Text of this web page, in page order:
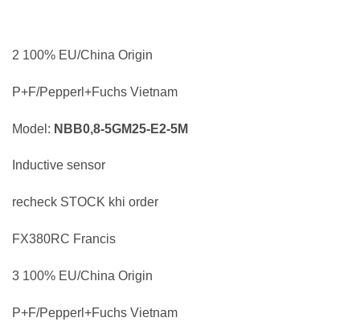
2 100% EU/China Origin
P+F/Pepperl+Fuchs Vietnam
Model: NBB0,8-5GM25-E2-5M
Inductive sensor
recheck STOCK khi order
FX380RC Francis
3 100% EU/China Origin
P+F/Pepperl+Fuchs Vietnam